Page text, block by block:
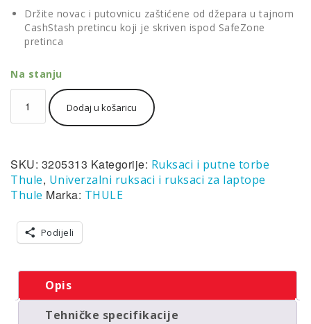
Držite novac i putovnicu zaštićene od džepara u tajnom
CashStash pretincu koji je skriven ispod SafeZone
pretinca
Na stanju
Thule
Landmark
putni
-
smeđa
boja
Dodaj u košaricu
SKU: 3205313 Kategorije: Ruksaci i putne torbe
Thule, Univerzalni ruksaci i ruksaci za laptope
Thule Marka: THULE
Podijeli
Opis
Tehničke specifikacije